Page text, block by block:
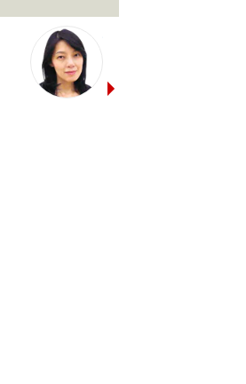
ターの資格を活かし老舗料亭